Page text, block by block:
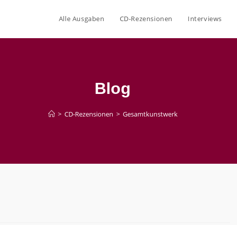
Alle Ausgaben CD-Rezensionen Interviews
Blog
> CD-Rezensionen > Gesamtkunstwerk